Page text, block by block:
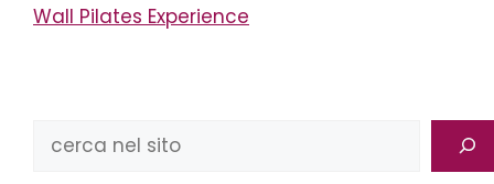
Wall Pilates Experience